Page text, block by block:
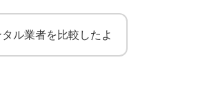
ル業者を比較したよ